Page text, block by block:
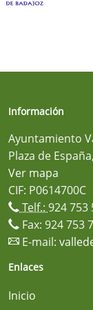
Información
Ayuntamiento
Plaza de
Ver mapa
CIF: P0614700C
Telf.: 924 753
Fax: 924 753
E-mail:
Enlaces
Inicio